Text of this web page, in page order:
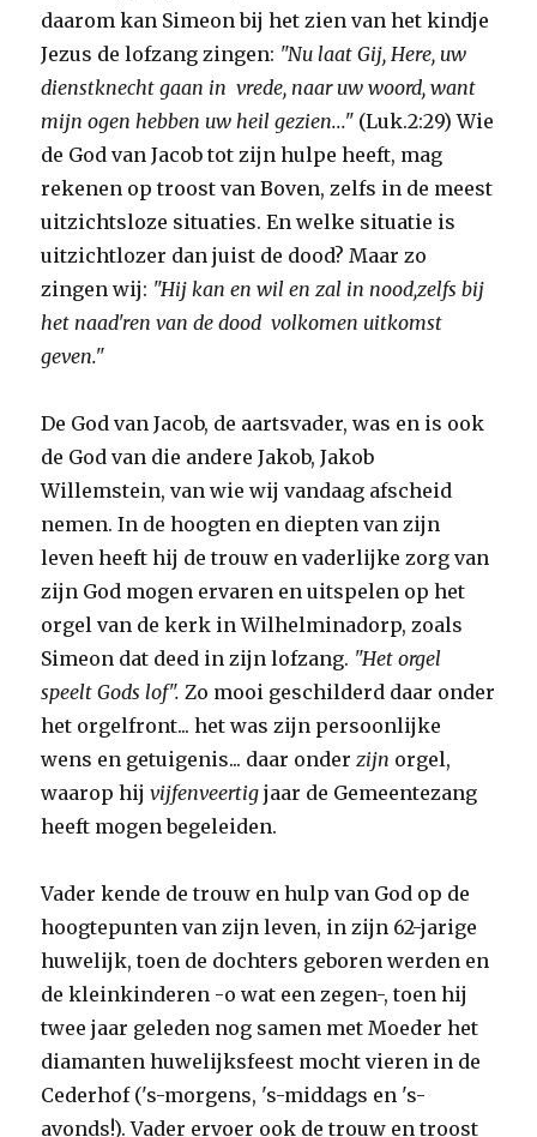
daarom kan Simeon bij het zien van het kindje
Jezus de lofzang zingen: "Nu laat Gij, Here, uw
dienstknecht gaan in vrede, naar uw woord, want
mijn ogen hebben uw heil gezien..." (Luk.2:29) Wie
de God van Jacob tot zijn hulpe heeft, mag
rekenen op troost van Boven, zelfs in de meest
uitzichtsloze situaties. En welke situatie is
uitzichtlozer dan juist de dood? Maar zo
zingen wij: "Hij kan en wil en zal in nood,zelfs bij
het naad'ren van de dood volkomen uitkomst
geven."
De God van Jacob, de aartsvader, was en is ook
de God van die andere Jakob, Jakob
Willemstein, van wie wij vandaag afscheid
nemen. In de hoogten en diepten van zijn
leven heeft hij de trouw en vaderlijke zorg van
zijn God mogen ervaren en uitspelen op het
orgel van de kerk in Wilhelminadorp, zoals
Simeon dat deed in zijn lofzang. "Het orgel
speelt Gods lof". Zo mooi geschilderd daar onder
het orgelfront... het was zijn persoonlijke
wens en getuigenis... daar onderzijn orgel,
waarop hijvijfenveertig jaar de Gemeentezang
heeft mogen begeleiden.
Vader kende de trouw en hulp van God op de
hoogtepunten van zijn leven, in zijn 62-jarige
huwelijk, toen de dochters geboren werden en
de kleinkinderen -o wat een zegen-, toen hij
twee jaar geleden nog samen met Moeder het
diamanten huwelijksfeest mocht vieren in de
Cederhof ('s-morgens, 's-middags en 's-
avonds!). Vader ervoer ook de trouw en troost